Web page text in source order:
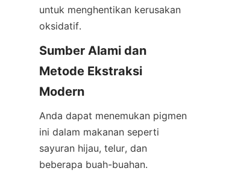
untuk menghentikan kerusakan
oksidatif.
Sumber Alami dan
Metode Ekstraksi
Modern
Anda dapat menemukan pigmen
ini dalam makanan seperti
sayuran hijau, telur, dan
beberapa buah-buahan.